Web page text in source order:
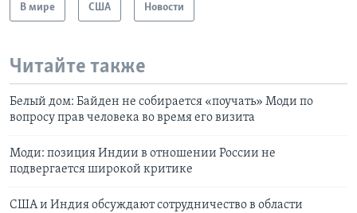
В мире США Новости
Читайте также
Белый дом: Байден не собирается «поучать» Моди по
вопросу прав человека во время его визита
Моди: позиция Индии в отношении России не
подвергается широкой критике
США и Индия обсуждают сотрудничество в области